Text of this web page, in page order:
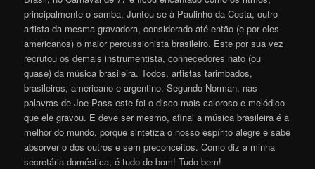
principalmente o samba. Juntou-se à Paulinho da Costa, outro
artista da mesma gravadora, considerado até então (e por eles
americanos) o maior percussionista brasileiro. Este por sua vez
recrutou os demais instrumentista, conhecedores nato (ou
quase) da música brasileira. Todos, artistas tarimbados,
brasileiros, americano e argentino. Segundo Norman, nas
palavras de Joe Pass este foi o disco mais caloroso e melódico
que ele gravou. E deve ser mesmo, afinal a música brasileira é a
melhor do mundo, porque sintetiza o nosso espírito alegre e sabe
absorver o dos outros e sem preconceitos. Como diz a minha
secretária doméstica, é tudo de bom! Tudo bem!